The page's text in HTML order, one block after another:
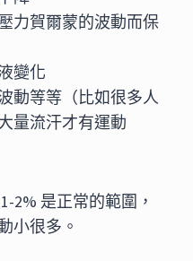
力賀爾蒙的波動而保
變化
動等等（比如很多人
量流汗才有運動
2% 是正常的範圍，
小很多。